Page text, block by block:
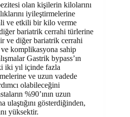
olan kişilerin kilolarını
iyileştirmelerine
ve etkili bir kilo verme
bariatrik cerrahi türlerine
ve diğer bariatrik cerrahi
komplikasyona sahip
Gastrik bypass’ın
iki yıl içinde fazla
ve uzun vadede
olabileceğini
%90’ının uzun
ulaştığını gösterdiğinden,
yüksektir.